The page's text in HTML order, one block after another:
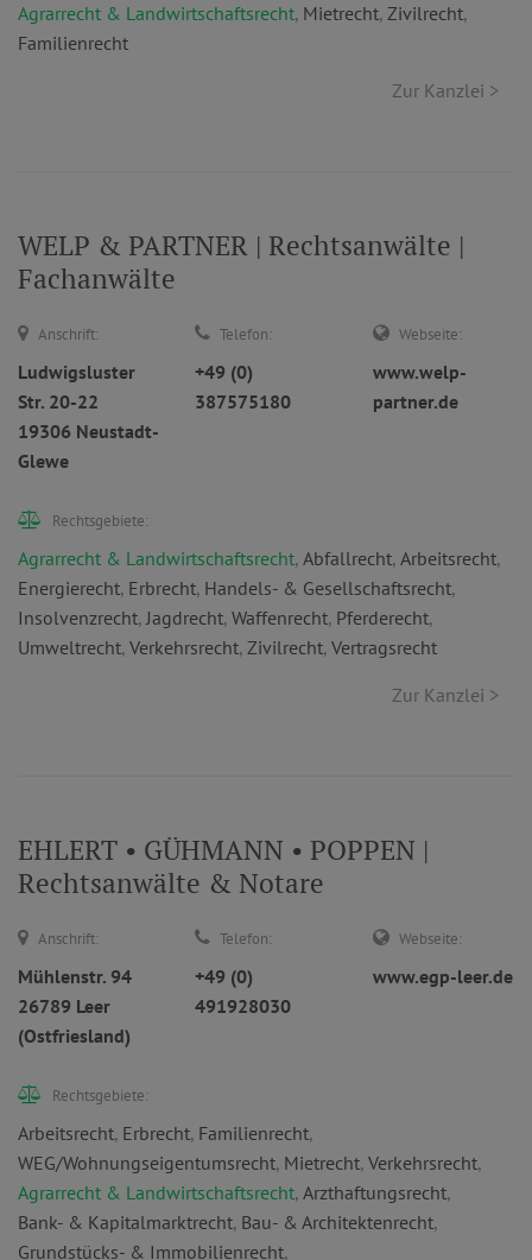
Agrarrecht & Landwirtschaftsrecht, Mietrecht, Zivilrecht,
Familienrecht
Zur Kanzlei >
WELP & PARTNER | Rechtsanwälte |
Fachanwälte
Anschrift:
Ludwigsluster
Str. 20-22
19306 Neustadt-
Glewe
Telefon:
+49 (0)
387575180
Webseite:
www.welp-
partner.de
Rechtsgebiete:
Agrarrecht & Landwirtschaftsrecht, Abfallrecht, Arbeitsrecht,
Energierecht, Erbrecht, Handels- & Gesellschaftsrecht,
Insolvenzrecht,Jagdrecht, Waffenrecht, Pferderecht,
Umweltrecht, Verkehrsrecht, Zivilrecht, Vertragsrecht
Zur Kanzlei >
EHLERT • GÜHMANN • POPPEN |
Rechtsanwälte & Notare
Anschrift:
Mühlenstr. 94
26789 Leer
(Ostfriesland)
Telefon:
+49 (0)
491928030
Webseite:
www.egp-leer.de
Rechtsgebiete:
Arbeitsrecht, Erbrecht, Familienrecht,
WEG/Wohnungseigentumsrecht, Mietrecht, Verkehrsrecht,
Agrarrecht & Landwirtschaftsrecht, Arzthaftungsrecht,
Bank- & Kapitalmarktrecht, Bau- & Architektenrecht,
Grundstücks- & Immobilienrecht,